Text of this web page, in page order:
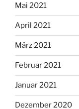
Mai 2021
April 2021
März 2021
Februar 2021
Januar 2021
Dezember 2020